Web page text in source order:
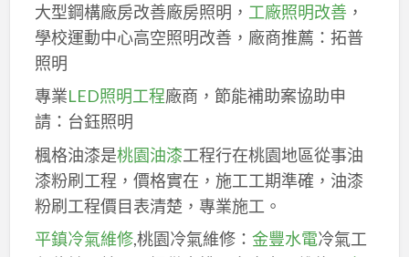
大型鋼構廠房改善廠房照明， 工廠照明改善，
學校運動中心高空照明改善，廠商推薦：拓普
照明
專業LED照明工程廠商，節能補助案協助申
請：台鈺照明
楓格油漆是桃園油漆工程行在桃園地區從事油
漆粉刷工程，價格實在，施工工期準確，油漆
粉刷工程價目表清楚，專業施工。
平鎮冷氣維修,桃園冷氣維修： 金豐水電冷氣工